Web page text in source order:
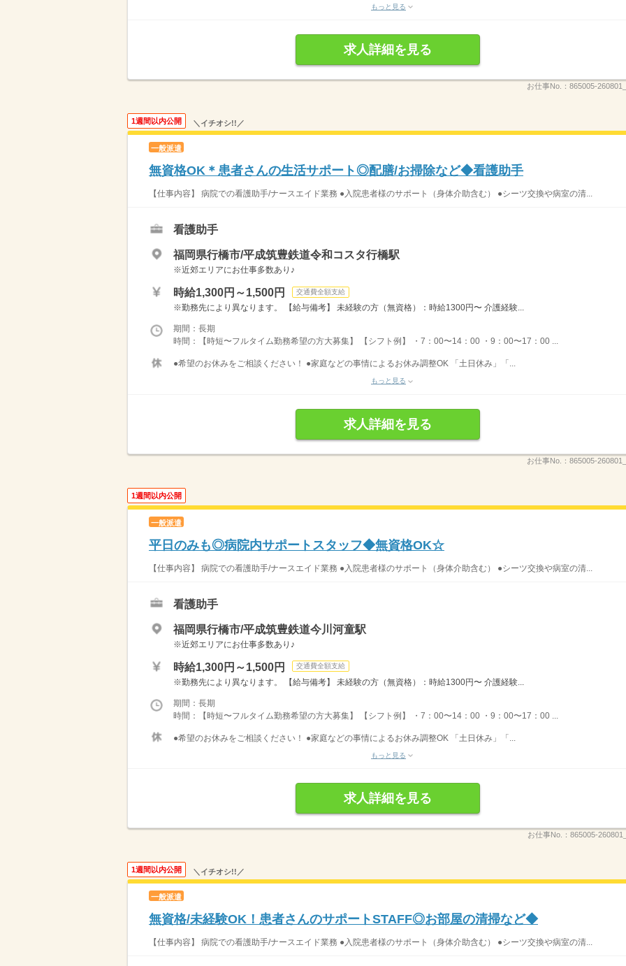
もっと見る
求人詳細を見る
お仕事No.： 865005-
1週間以内公開 ＼イチオシ!!／
一般派遣
無資格OK＊患者さんの生活サポート◎配膳/お掃除など◆看護助手
【仕事内容】 病院での看護助手/ナースエイド業務 ●入院患者様のサポート（身体介助含む） ●シーツ交換や病室の清...
看護助手
福岡県行橋市/平成筑豊鉄道令和コスタ行橋駅
※近郊エリアにお仕事多数あり♪
時給1,300円～1,500円 交通費全額支給
※勤務先により異なります。 【給与備考】 未経験の方（無資格）：時給1300円〜 介護経験...
期間：長期
時間：【時短〜フルタイム勤務希望の方大募集】 【シフト例】 ・7：00〜14：00 ・9：00〜17：00 ...
●希望のお休みをご相談ください！ ●家庭などの事情によるお休み調整OK 「土日休み」「...
もっと見る
求人詳細を見る
お仕事No.： 865005-
1週間以内公開
一般派遣
平日のみも◎病院内サポートスタッフ◆無資格OK☆
【仕事内容】 病院での看護助手/ナースエイド業務 ●入院患者様のサポート（身体介助含む） ●シーツ交換や病室の清...
看護助手
福岡県行橋市/平成筑豊鉄道今川河童駅
※近郊エリアにお仕事多数あり♪
時給1,300円～1,500円 交通費全額支給
※勤務先により異なります。 【給与備考】 未経験の方（無資格）：時給1300円〜 介護経験...
期間：長期
時間：【時短〜フルタイム勤務希望の方大募集】 【シフト例】 ・7：00〜14：00 ・9：00〜17：00 ...
●希望のお休みをご相談ください！ ●家庭などの事情によるお休み調整OK 「土日休み」「...
もっと見る
求人詳細を見る
お仕事No.： 865005-
1週間以内公開 ＼イチオシ!!／
一般派遣
無資格/未経験OK！患者さんのサポートSTAFF◎お部屋の清掃など◆
【仕事内容】 病院での看護助手/ナースエイド業務 ●入院患者様のサポート（身体介助含む） ●シーツ交換や病室の清...